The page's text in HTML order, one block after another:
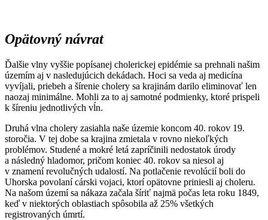
Opätovný návrat
Ďalšie vlny vyššie popísanej cholerickej epidémie sa prehnali našim
územím aj v nasledujúcich dekádach. Hoci sa veda aj medicína
vyvíjali, priebeh a šírenie cholery sa krajinám darilo eliminovať len
naozaj minimálne. Mohli za to aj samotné podmienky, ktoré prispeli
k šíreniu jednotlivých vĺn.
Druhá vlna cholery zasiahla naše územie koncom 40. rokov 19.
storočia. V tej dobe sa krajina zmietala v rovno niekoľkých
problémov. Studené a mokré letá zapríčinili nedostatok úrody
a následný hladomor, pričom koniec 40. rokov sa niesol aj
v znamení revolučných udalostí. Na potlačenie revolúcií boli do
Uhorska povolaní cárski vojaci, ktorí opätovne priniesli aj choleru.
Na našom území sa nákaza začala šíriť najmä počas leta roku 1849,
keď v niektorých oblastiach spôsobila až 25% všetkých
registrovaných úmrtí.